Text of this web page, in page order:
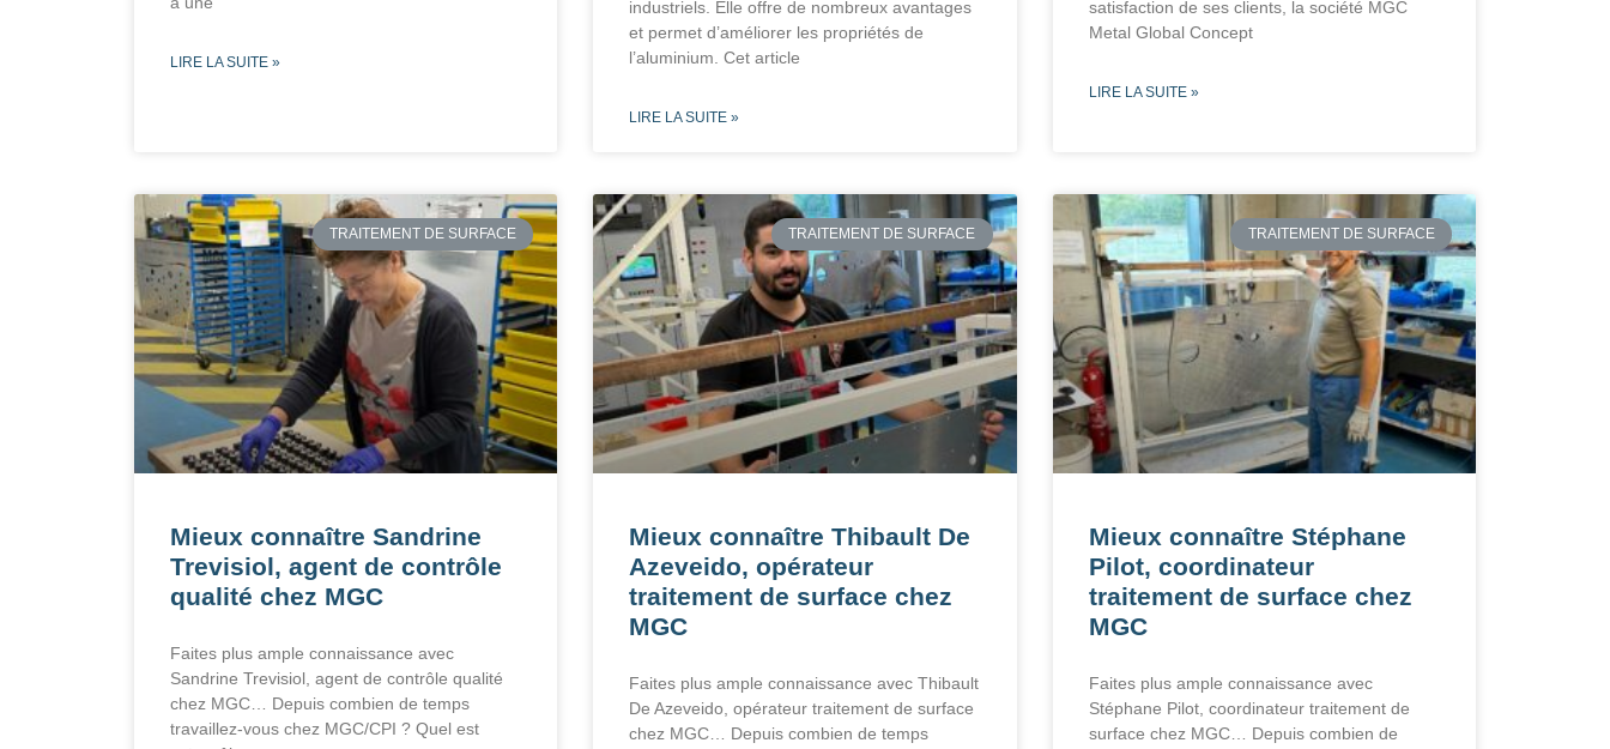
LIRE LA SUITE »
industriels. Elle offre de nombreux avantages
et permet d’améliorer les propriétés de
l’aluminium. Cet article
LIRE LA SUITE »
satisfaction de ses clients, la société MGC
Metal Global Concept
LIRE LA SUITE »
TRAITEMENT DE SURFACE
Mieux connaître Sandrine
Trevisiol, agent de contrôle
qualité chez MGC
Faites plus ample connaissance avec
Sandrine Trevisiol, agent de contrôle qualité
chez MGC… Depuis combien de temps
travaillez-vous chez MGC/CPI ? Quel est
TRAITEMENT DE SURFACE
Mieux connaître Thibault De
Azeveido, opérateur
traitement de surface chez
MGC
Faites plus ample connaissance avec Thibault
De Azeveido, opérateur traitement de surface
chez MGC… Depuis combien de temps
TRAITEMENT DE SURFACE
Mieux connaître Stéphane
Pilot, coordinateur
traitement de surface chez
MGC
Faites plus ample connaissance avec
Stéphane Pilot, coordinateur traitement de
surface chez MGC… Depuis combien de